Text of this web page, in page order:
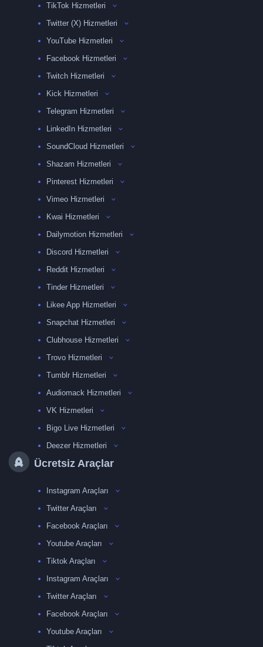
TikTok Hizmetleri
Twitter (X) Hizmetleri
YouTube Hizmetleri
Facebook Hizmetleri
Twitch Hizmetleri
Kick Hizmetleri
Telegram Hizmetleri
LinkedIn Hizmetleri
SoundCloud Hizmetleri
Shazam Hizmetleri
Pinterest Hizmetleri
Vimeo Hizmetleri
Kwai Hizmetleri
Dailymotion Hizmetleri
Discord Hizmetleri
Reddit Hizmetleri
Tinder Hizmetleri
Likee App Hizmetleri
Snapchat Hizmetleri
Clubhouse Hizmetleri
Trovo Hizmetleri
Tumblr Hizmetleri
Audiomack Hizmetleri
VK Hizmetleri
Bigo Live Hizmetleri
Deezer Hizmetleri
Ücretsiz Araçlar
Instagram Araçları
Twitter Araçları
Facebook Araçları
Youtube Araçları
Tiktok Araçları
Instagram Araçları
Twitter Araçları
Facebook Araçları
Youtube Araçları